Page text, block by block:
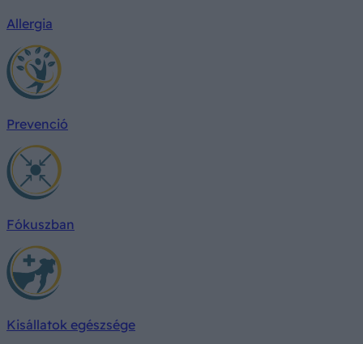
Allergia
Prevenció
Fókuszban
Kisállatok egészsége